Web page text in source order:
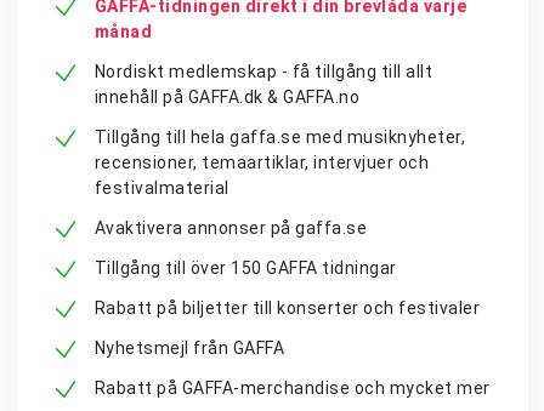
GAFFA-tidningen direkt i din brevlåda varje
månad
Nordiskt medlemskap - få tillgång till allt
innehåll på GAFFA.dk & GAFFA.no
Tillgång till hela gaffa.se med musiknyheter,
recensioner, temaartiklar, intervjuer och
festivalmaterial
Avaktivera annonser på gaffa.se
Tillgång till över 150 GAFFA tidningar
Rabatt på biljetter till konserter och festivaler
Nyhetsmejl från GAFFA
Rabatt på GAFFA-merchandise och mycket mer